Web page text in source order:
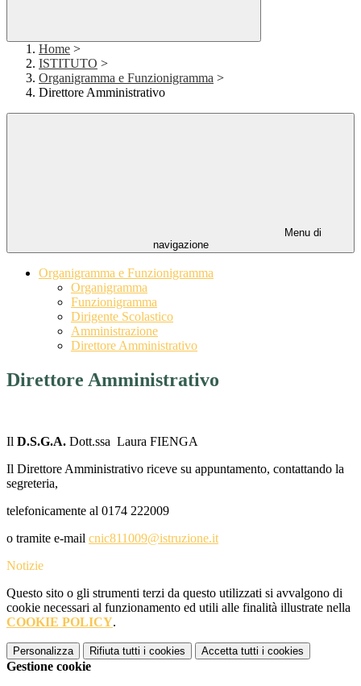
Home >
ISTITUTO >
Organigramma e Funzionigramma >
Direttore Amministrativo
Menu di
navigazione
Organigramma e Funzionigramma
Organigramma
Funzionigramma
Dirigente Scolastico
Amministrazione
Direttore Amministrativo
Direttore Amministrativo
Il D.S.G.A. Dott.ssa Laura FIENGA
Il Direttore Amministrativo riceve su appuntamento, contattando la
segreteria,
telefonicamente al 0174 222009
o tramite e-mail cnic811009@istruzione.it
Notizie
Questo sito o gli strumenti terzi da questo utilizzati si avvalgono di
cookie necessari al funzionamento ed utili alle finalità illustrate nella
COOKIE POLICY.
Personalizza Rifiuta tutti i cookies Accetta tutti i cookies
Gestione cookie